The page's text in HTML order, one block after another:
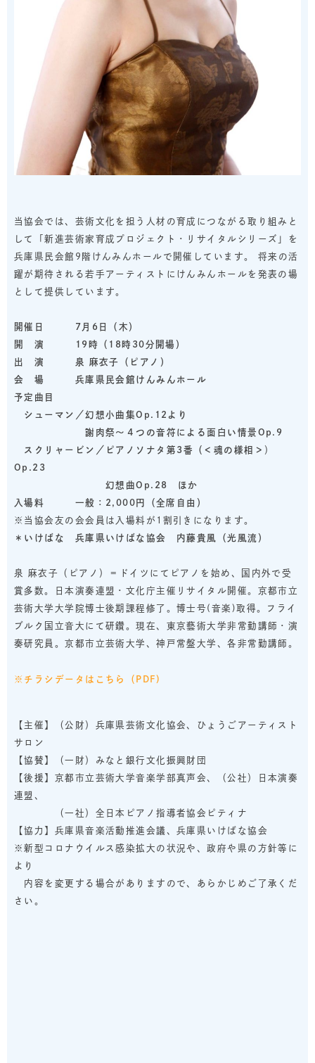
当協会では、芸術文化を担う人材の育成につながる取り組みと
して「新進芸術家育成プロジェクト・リサイタルシリーズ」を
兵庫県民会館9階けんみんホールで開催しています。 将来の活
躍が期待される若手アーティストにけんみんホールを発表の場
として提供しています。
開催日 7月6日（木）
開 演 19時（18時30分開場）
出 演 泉 麻衣子
（ピアノ）
会 場 兵庫県民会館けんみんホール
予定曲目
シューマン／幻想小曲集Op.12より
謝肉祭～４つの音符による面白い情景 Op. 9
スクリャービン／
ピアノソナタ第3番（＜魂の様相＞ ）
Op. 23
幻想曲Op.28
ほか
入場料 一般：2,000円（全席自由）
※当協会友の会会員は入場料が1割引きになります。
＊いけばな 兵庫県いけばな協会
内藤貴風（光風流）
泉 麻衣子（ピアノ）＝ドイツにてピアノを始め、国内外で受
賞多数。日本演奏連盟・文化庁主催リサイタル開催。京都市立
芸術大学大学院博士後期課程修了。博士号(音楽)取得。フライ
ブルク国立音大にて研鑽。現在、東京藝術大学非常勤講師・演
奏研究員。京都市立芸術大学、神戸常盤大学、各非常勤講師。
※チラシデータはこちら（PDF)
【主催】（公財）兵庫県芸術文化協会、ひょうごアーティスト
サロン
【協賛】（一財）みなと銀行文化振興財団
【後援】京都市立芸術大学音楽学部真声会、（公社）日本演奏
連盟、
（一社）全日本ピアノ指導者協会ピティナ
【協力】兵庫県音楽活動推進会議、兵庫県いけばな協会
※新型コロナウイルス感染拡大の状況や、政府や県の方針等に
より
内容を変更する場合がありますので、あらかじめご了承くだ
さい。